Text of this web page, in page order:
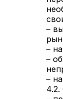
–
–
–
–